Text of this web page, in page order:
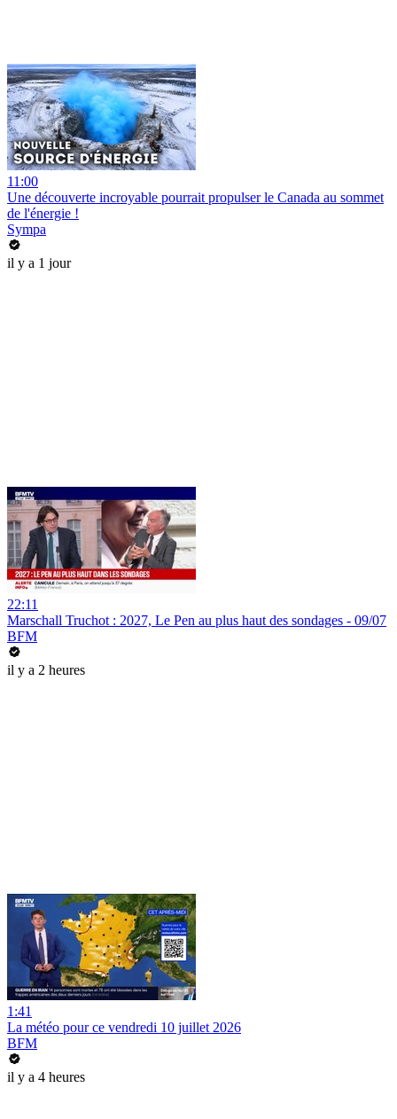
11:00
Une découverte incroyable pourrait propulser le Canada au sommet
de l'énergie !
Sympa
il y a 1 jour
22:11
Marschall Truchot : 2027, Le Pen au plus haut des sondages - 09/07
BFM
il y a 2 heures
1:41
La météo pour ce vendredi 10 juillet 2026
BFM
il y a 4 heures